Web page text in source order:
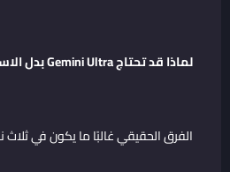
لماذا قد تحتاج Gemini Ultra بدل الاستخدام المجاني؟
الفرق الحقيقي غالبًا ما يكون في ثلاث